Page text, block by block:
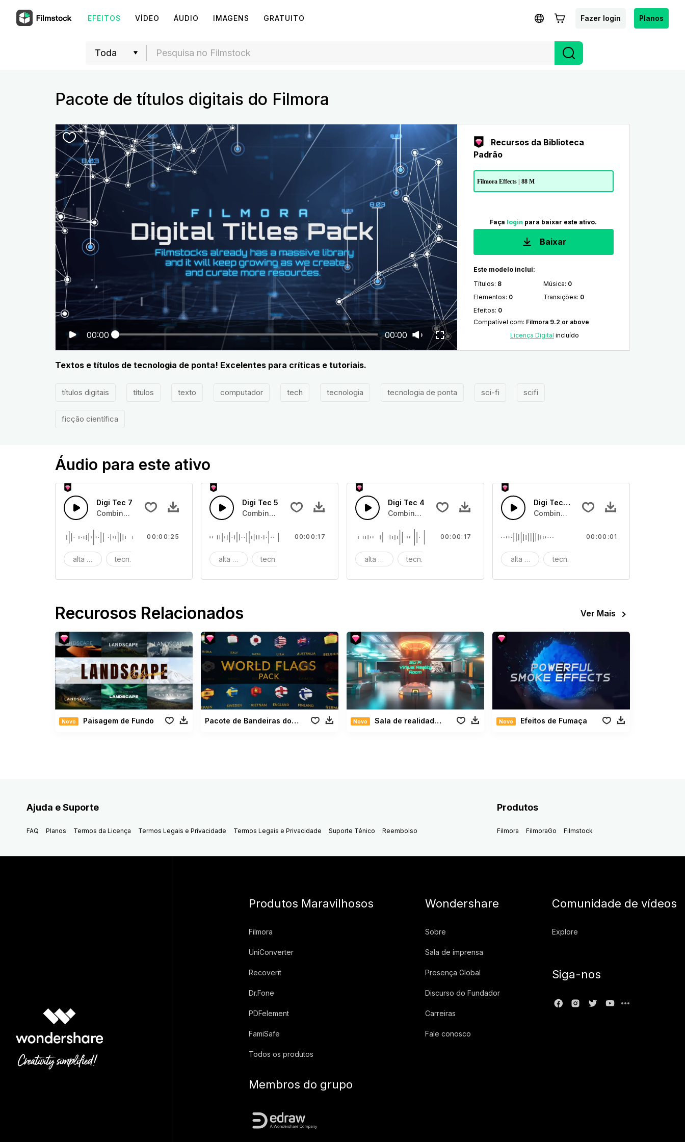
EFEITOS VÍDEO ÁUDIO IMAGENS GRATUITO Fazer login Planos
Pacote de títulos digitais do Filmora
00:00 00:00
Recursos da Biblioteca
Padrão
Filmora Effects | 88 M
Faça login para baixar este ativo.
Baixar
Este modelo inclui:
Títulos: 8 Música: 0
Elementos: 0 Transições: 0
Efeitos: 0
Compatível com: Filmora 9.2 or above
Licença Digital incluído
Textos e títulos de tecnologia de ponta! Excelentes para críticas e tutoriais.
títulos digitais títulos texto computador tech tecnologia tecnologia de ponta sci-fi scifi
ficção científica
Áudio para este ativo
Digi Tec 7
Combinação de sonso de computação de alta tecnologia digital
alta tecnologiatecnologia digital
00:00:25
Digi Tec 5
Combinação de sonso de computação de alta tecnologia digital
alta tecnologiatecnologia digital
00:00:17
Digi Tec 4
Combinação de sonso de computação de alta tecnologia digital
alta tecnologiatecnologia digital
00:00:17
Digi Tec 38
Combinação de sonso de computação
alta tecnologiatecnologia digital
00:00:01
Recurosos Relacionados Ver Mais
Novo Paisagem de Fundo Pacote de Bandeiras do Mundo Novo Sala de realidade virtual e ficção científica Novo Efeitos de Fumaça
Ajuda e Suporte
FAQ Planos Termos da Licença Termos Legais e Privacidade Termos Legais e Privacidade Suporte Ténico Reembolso
Produtos
Filmora FilmoraGo Filmstock
Produtos Maravilhosos
Filmora
UniConverter
Recoverit
Dr.Fone
PDFelement
FamiSafe
Todos os produtos
Wondershare
Sobre
Sala de imprensa
Presença Global
Discurso do Fundador
Carreiras
Fale conosco
Comunidade de vídeos
Explore
Siga-nos
Membros do grupo